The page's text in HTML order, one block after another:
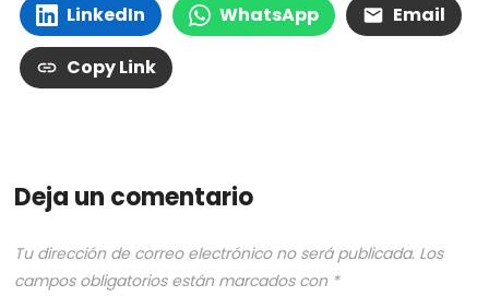
LinkedIn WhatsApp Email
Copy Link
Deja un comentario
Tu dirección de correo electrónico no será publicada. Los
campos obligatorios están marcados con *